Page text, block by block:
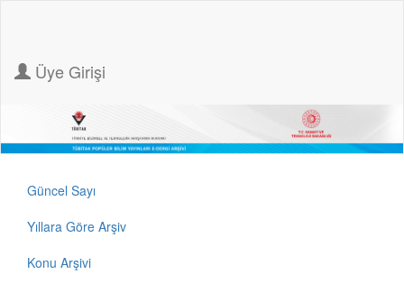
Üye Girişi
Güncel Sayı
Yıllara Göre Arşiv
Konu Arşivi